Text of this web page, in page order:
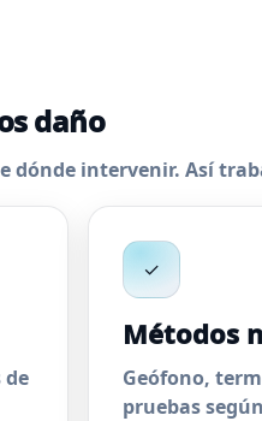
daño
dónde intervenir. Así
✓
Métodos
Geófono,
pruebas